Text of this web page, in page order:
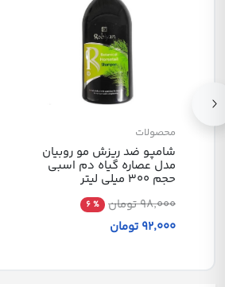
محصولات
شامپـو ضد ریزش مو روبیان
مدل عصاره گیاه دم اسبی
حجم 300 میلی لیتر
98٬000 تومان
% 6
92٬000 تومان